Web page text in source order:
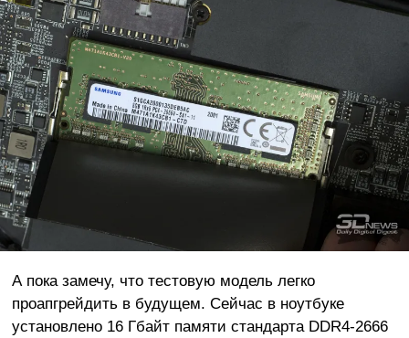
А пока замечу, что тестовую модель легко
проапгрейдить в будущем. Сейчас в ноутбуке
установлено 16 Гбайт памяти стандарта DDR4-2666